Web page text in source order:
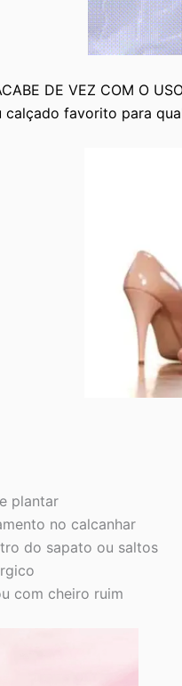
DE VEZ COM O
calçado favorito para
plantar
no calcanhar
do sapato ou saltos
com cheiro ruim